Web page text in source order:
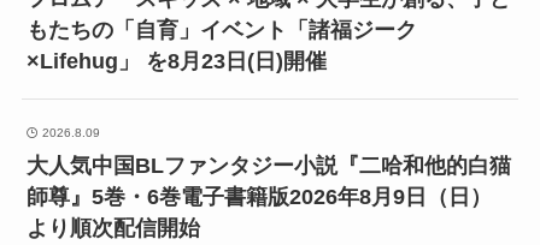
もたちの「自育」イベント「諸福ジーク
×Lifehug」 を8月23日(日)開催
2026.8.09
大人気中国BLファンタジー小説『二哈和他的白猫
師尊』5巻・6巻電子書籍版2026年8月9日（日）
より順次配信開始